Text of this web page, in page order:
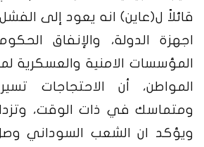
قائلاً ل(عاين) انه يعود إلى
اجهزة الدولة، والإنفاق
المؤسسات الامنية والعسكرية
المواطن، أن الاحتجاجات
ومتماسك في ذات الوقت،
ويؤكد ان الشعب السوداني